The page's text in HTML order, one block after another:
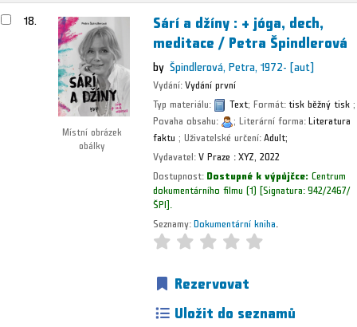
18.
Místní obrázek
obálky
Sárí a džíny : + jóga, dech,
meditace /Petra Špindlerová
by Špindlerová, Petra, 1972-[aut]
Vydání:Vydání první
Typ materiálu:
Text; Formát:tisk běžný tisk;
Povaha obsahu:
; Literární forma:Literatura
faktu ; Uživatelské určení:Adult;
Vydavatel:V Praze :XYZ, 2022
Dostupnost:Dostupné k výpůjčce:Centrum
dokumentárního filmu (1) Signatura:942/2467/
ŠPI
Seznamy:Dokumentární kniha
Rezervovat
Uložit do seznamů